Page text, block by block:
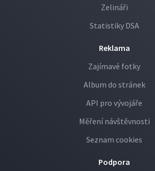
Zelináři
Statistiky DSA
Reklama
Zajímavé fotky
Album do stránek
API pro vývojáře
Měření návštěvnosti
Seznam cookies
Podpora